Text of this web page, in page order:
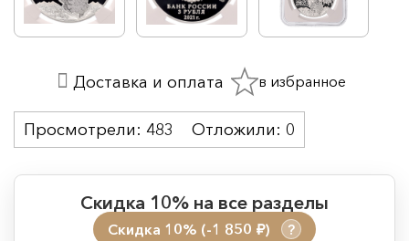
Скидка 10% на все разделы
Скидка 10% (-1 850 руб.) ?
Просмотрели: 483 Отложили: 0
Доставка и оплата в избранное